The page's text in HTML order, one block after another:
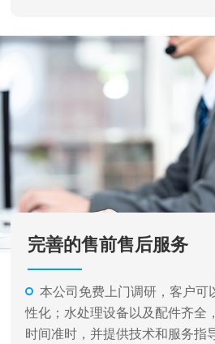
完善的售前售后服务
本公司免费上门调研，客户
性化；水处理设备以及配件齐全
时间准时，并提供技术和服务指
荣已成功为多家品牌企业且根
计各种不同类型和规格的水处理